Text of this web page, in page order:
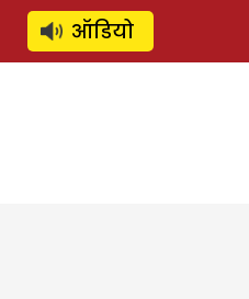
SUBSCRIBE
ऑडियो